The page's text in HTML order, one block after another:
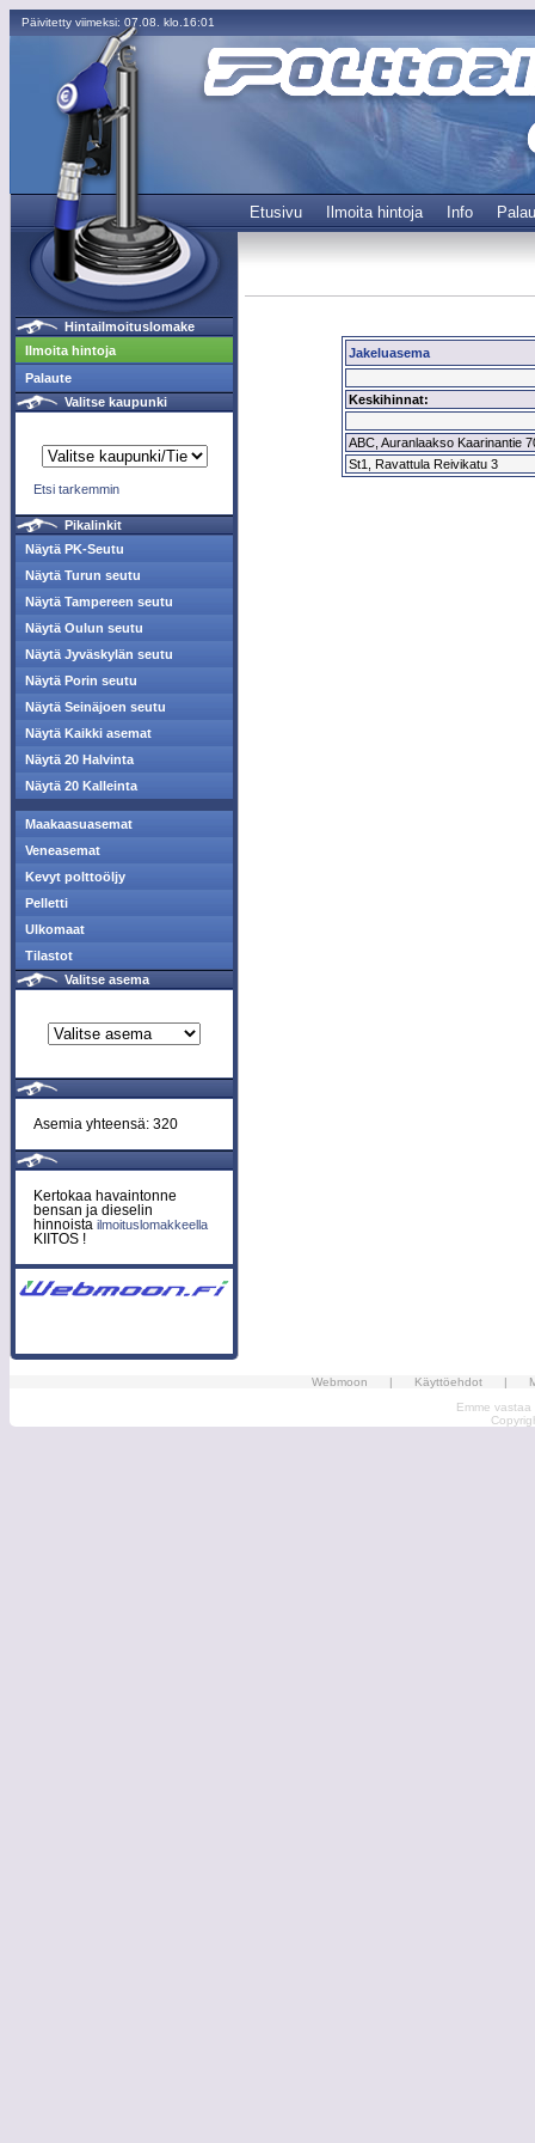
Päivitetty viimeksi: 07.08. klo.16:01
Etusivu Ilmoita hintoja Info
Hintailmoituslomake
Ilmoita hintoja
Palaute
Valitse kaupunki
Etsi tarkemmin
Pikalinkit
Näytä PK-Seutu
Näytä Turun seutu
Näytä Tampereen seutu
Näytä Oulun seutu
Näytä Jyväskylän seutu
Näytä Porin seutu
Näytä Seinäjoen seutu
Näytä Kaikki asemat
Näytä 20 Halvinta
Näytä 20 Kalleinta
Maakaasuasemat
Veneasemat
Kevyt polttoöljy
Pelletti
Ulkomaat
Tilastot
Valitse asema
Asemia yhteensä: 320
Kertokaa havaintonne
bensan ja dieselin
hinnoista ilmoituslomakkeella
KIITOS !
Jakeluasema
Keskihinnat:
ABC, Auranlaakso Kaarinantie
St1, Ravattula Reivikatu 3
Webmoon | Käyttöehdot |
Emme